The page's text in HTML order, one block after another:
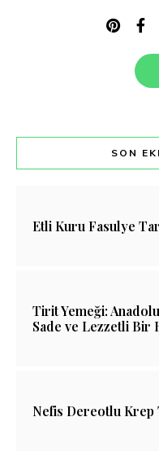
SON
Etli Kuru Fasulye
Tirit Yemeği:
Sade ve Lezzetli Bir
Nefis Dereotlu Krep